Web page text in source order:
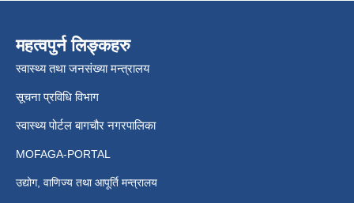
महत्वपुर्न लिङ्कहरु
स्वास्थ्य तथा जनसंख्या मन्त्रालय
सूचना प्रविधि विभाग
स्वास्थ्य पोर्टल बागचौर नगरपालिका
MOFAGA-PORTAL
उद्योग, वाणिज्य तथा आपूर्ति मन्त्रालय